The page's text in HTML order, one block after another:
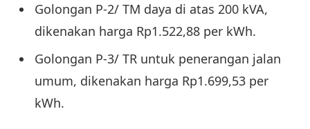
Golongan P-2/ TM daya di atas 200 kVA,
dikenakan harga Rp1.522,88 per kWh.
Golongan P-3/ TR untuk penerangan jalan
umum, dikenakan harga Rp1.699,53 per
kWh.